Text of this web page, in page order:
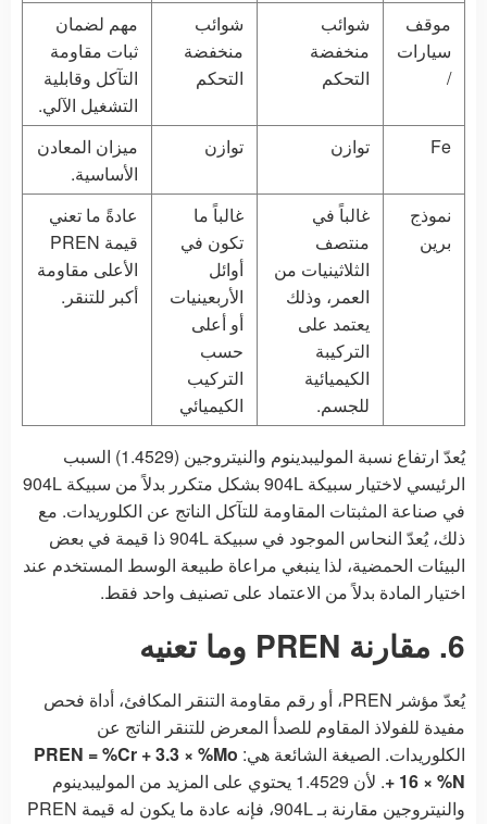
موقف
سيارات
/
شوائب
منخفضة
التحكم
شوائب
منخفضة
التحكم
مهم لضمان
ثبات مقاومة
التآكل وقابلية
التشغيل الآلي.
Fe
توازن توازن
ميزان المعادن
الأساسية.
نموذج
برين
غالباً في
منتصف
الثلاثينيات من
العمر، وذلك
يعتمد على
التركيبة
الكيميائية
للجسم.
غالباً ما
تكون في
أوائل
الأربعينيات
أو أعلى
حسب
التركيب
الكيميائي
عادةً ما تعني
قيمة PREN
الأعلى مقاومة
أكبر للتنقر.
يُعدّ ارتفاع نسبة الموليبدينوم والنيتروجين (1.4529) السبب
الرئيسي لاختيار سبيكة 904L بشكل متكرر بدلاً من سبيكة 904L
في صناعة المثبتات المقاومة للتآكل الناتج عن الكلوريدات. مع
ذلك، يُعدّ النحاس الموجود في سبيكة 904L ذا قيمة في بعض
البيئات الحمضية، لذا ينبغي مراعاة طبيعة الوسط المستخدم عند
اختيار المادة بدلاً من الاعتماد على تصنيف واحد فقط.
6. مقارنة PREN وما تعنيه
يُعدّ مؤشر PREN، أو رقم مقاومة التنقر المكافئ، أداة فحص
مفيدة للفولاذ المقاوم للصدأ المعرض للتنقر الناتج عن
الكلوريدات. الصيغة الشائعة هي: PREN = %Cr + 3.3 × %Mo
+ 16 × %N
. لأن 1.4529 يحتوي على المزيد من الموليبدينوم
والنيتروجين مقارنة بـ 904L، فإنه عادة ما يكون له قيمة PREN